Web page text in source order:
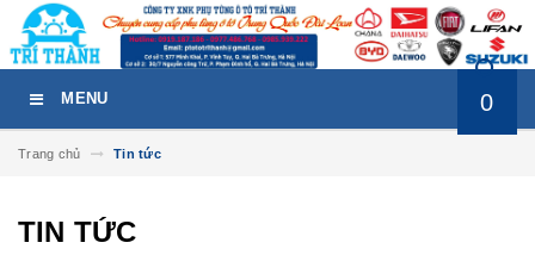
MENU 0
Trang chủ Tin tức
TIN TỨC